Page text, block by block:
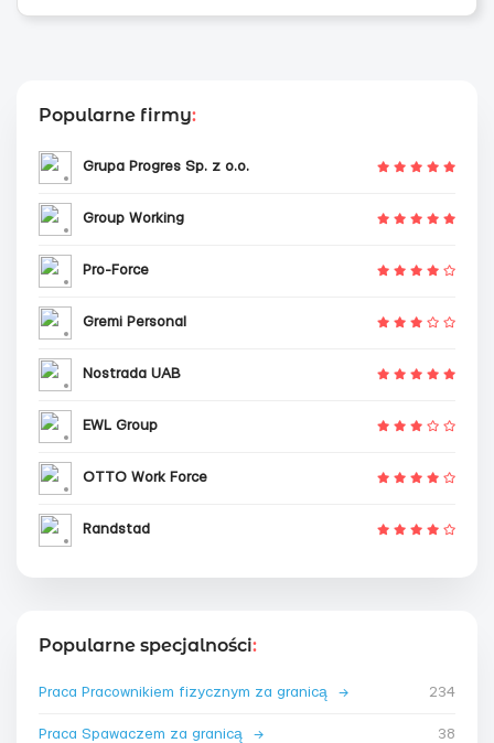
Popularne firmy:
Grupa Progres Sp. z o.o.
Group Working
Pro-Force
Gremi Personal
Nostrada UAB
EWL Group
OTTO Work Force
Randstad
Popularne specjalności:
Praca Pracownikiem fizycznym za granicą → 234
Praca Spawaczem za granicą → 38